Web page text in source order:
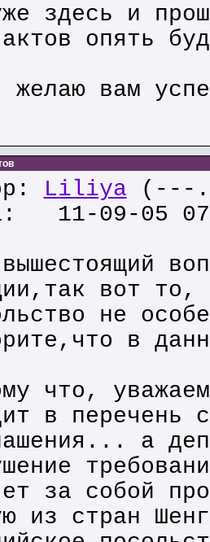
здесь и
опять
желаю вам
Liliya (---
11-09-05
вот то,
не
в
что,
в перечень
а
за собой
из стран